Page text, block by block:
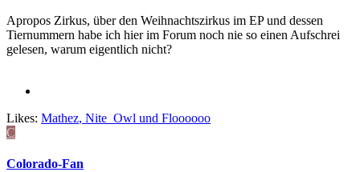
Apropos Zirkus, über den Weihnachtszirkus im EP und dessen
Tiernummern habe ich hier im Forum noch nie so einen Aufschrei
gelesen, warum eigentlich nicht?
Likes: Mathez, Nite_Owl und Floooooo
C
Colorado-Fan